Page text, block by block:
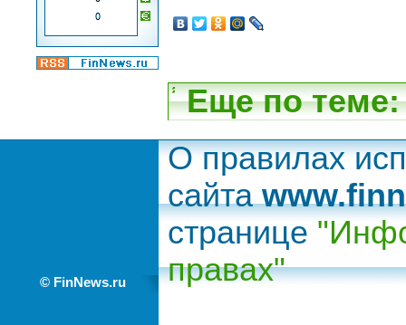
Еще по теме:
© FinNews.ru
О правилах
сайта
странице
правах"